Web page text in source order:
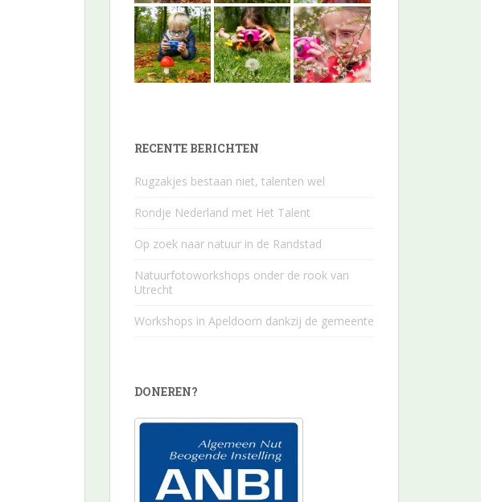
RECENTE BERICHTEN
Rugzakjes bestaan niet, talenten wel
Rondje Nederland met Het Talent
Op zoek naar natuur in de Randstad
Natuurfotoworkshops onder de rook van
Utrecht
Workshops in Apeldoorn dankzij de gemeente
DONEREN?